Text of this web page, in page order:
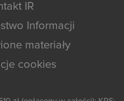
IR
Informacji
materiały
cookies